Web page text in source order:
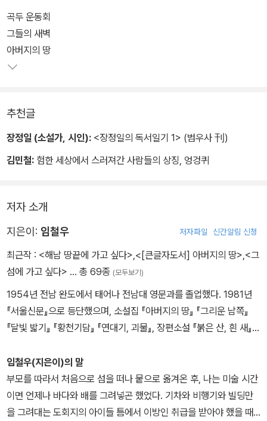
곡두 운동회
그들의 새벽
아버지의 땅
추천글
장정일 (소설가, 시인): <장정일의 독서일기 1> (범우사 刊)
김민철: 험한 세상에서 스러져간 사람들의 상징, 엉겅퀴
저자 소개
지은이: 임철우 저자파일 신간알림 신청
최근작 : <해남 땅끝에 가고 싶다> <[큰글자도서] 아버지의 땅> <그
섬에 가고 싶다> … 총 69종 (모두보기)
1954년 전남 완도에서 태어나 전남대 영문과를 졸업했다. 1981년
『서울신문』으로 등단했으며, 소설집 『아버지의 땅』 『그리운 남쪽』
『달빛 밟기』 『황천기담』 『연대기, 괴물』, 장편소설 『붉은 산, 흰 새』
등이 있다. <한국일보 창작문학상> <이상문학상> <대산문학상> <
요산문학상> <단재상> 등을 수상했다.
임철우(지은이)의 말
부모를 따라서 처음으로 섬을 떠나 뭍으로 옮겨온 후, 나는 미술 시간
이면 언제나 바다와 배를 그려넣곤 했었다. 기차와 비행기와 빌딩만
을 그려대는 도회지의 아이들 틈에서 이방인 취급을 받아야 했을 때